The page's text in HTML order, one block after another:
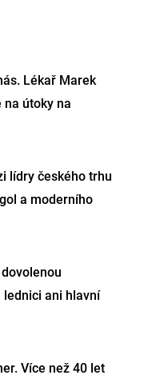
Lékař Marek
na útoky na
lídry českého trhu
a moderního
lednici ani hlavní
Více než 40 let